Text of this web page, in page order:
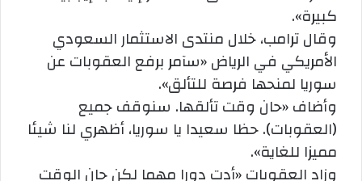
كبيرة».
وقال ترامب، خلال منتدى الاستثمار السعودي
الأمريكي في الرياض «سآمر برفع العقوبات عن
سوريا لمنحها فرصة للتألق».
وأضاف «حان وقت تألقها. سنوقف جميع
(العقوبات). حظا سعيدا يا سوريا، أظهري لنا شيئا
مميزا للغاية».
وزاد العقوبات «أدت دورا مهما لكن حان الوقت